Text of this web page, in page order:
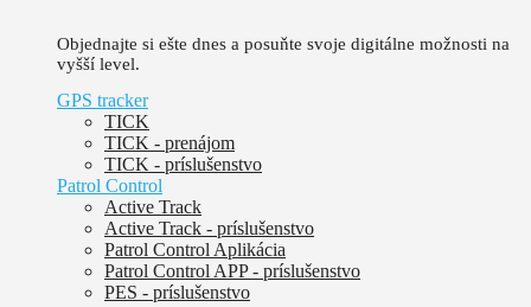
Objednajte si ešte dnes a posuňte svoje digitálne možnosti na
vyšší level.
GPS tracker
TICK
TICK - prenájom
TICK - príslušenstvo
Patrol Control
Active Track
Active Track - príslušenstvo
Patrol Control Aplikácia
Patrol Control APP - príslušenstvo
PES - príslušenstvo